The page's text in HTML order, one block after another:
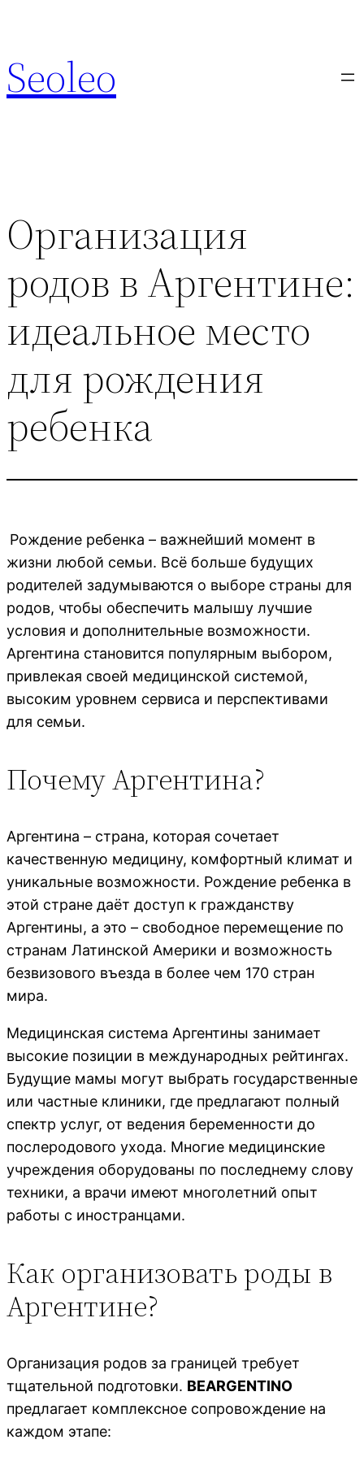
содержимому
Seoleo
Организация
родов в Аргентине:
идеальное место
для рождения
ребенка
Рождение ребенка – важнейший момент в
жизни любой семьи. Всё больше будущих
родителей задумываются о выборе страны для
родов, чтобы обеспечить малышу лучшие
условия и дополнительные возможности.
Аргентина становится популярным выбором,
привлекая своей медицинской системой,
высоким уровнем сервиса и перспективами
для семьи.
Почему Аргентина?
Аргентина – страна, которая сочетает
качественную медицину, комфортный климат и
уникальные возможности. Рождение ребенка в
этой стране даёт доступ к гражданству
Аргентины, а это – свободное перемещение по
странам Латинской Америки и возможность
безвизового въезда в более чем 170 стран
мира.
Медицинская система Аргентины занимает
высокие позиции в международных рейтингах.
Будущие мамы могут выбрать государственные
или частные клиники, где предлагают полный
спектр услуг, от ведения беременности до
послеродового ухода. Многие медицинские
учреждения оборудованы по последнему слову
техники, а врачи имеют многолетний опыт
работы с иностранцами.
Как организовать роды в
Аргентине?
Организация родов за границей требует
тщательной подготовки. BEARGENTINO
предлагает комплексное сопровождение на
каждом этапе: